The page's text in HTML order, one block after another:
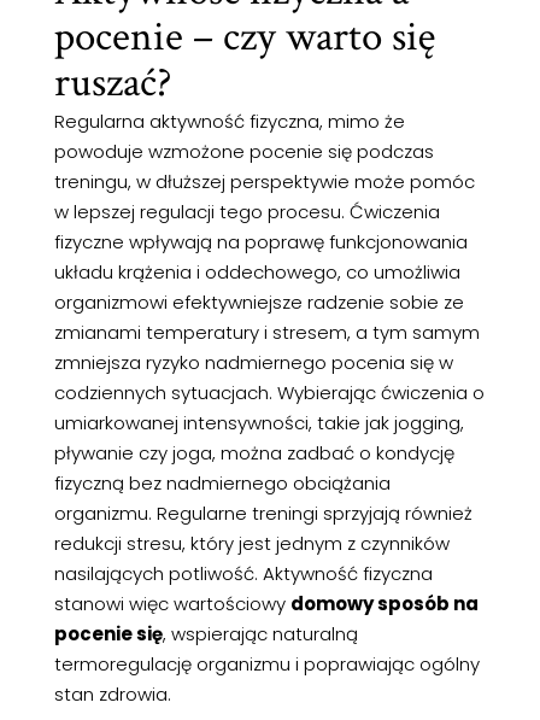
pocenie – czy warto się
ruszać?
Regularna aktywność fizyczna, mimo że
powoduje wzmożone pocenie się podczas
treningu, w dłuższej perspektywie może pomóc
w lepszej regulacji tego procesu. Ćwiczenia
fizyczne wpływają na poprawę funkcjonowania
układu krążenia i oddechowego, co umożliwia
organizmowi efektywniejsze radzenie sobie ze
zmianami temperatury i stresem, a tym samym
zmniejsza ryzyko nadmiernego pocenia się w
codziennych sytuacjach. Wybierając ćwiczenia o
umiarkowanej intensywności, takie jak jogging,
pływanie czy joga, można zadbać o kondycję
fizyczną bez nadmiernego obciążania
organizmu. Regularne treningi sprzyjają również
redukcji stresu, który jest jednym z czynników
nasilających potliwość. Aktywność fizyczna
stanowi więc wartościowy domowy sposób na
pocenie się, wspierając naturalną
termoregulację organizmu i poprawiając ogólny
stan zdrowia.